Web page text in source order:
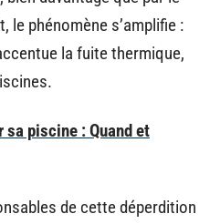
le phénomène s’amplifie :
la fuite thermique,
sa piscine : Quand et
de cette déperdition